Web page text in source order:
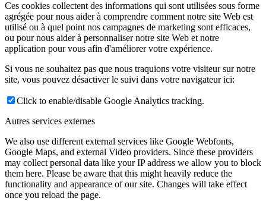
Ces cookies collectent des informations qui sont utilisées sous forme
agrégée pour nous aider à comprendre comment notre site Web est
utilisé ou à quel point nos campagnes de marketing sont efficaces,
ou pour nous aider à personnaliser notre site Web et notre
application pour vous afin d'améliorer votre expérience.
Si vous ne souhaitez pas que nous traquions votre visiteur sur notre
site, vous pouvez désactiver le suivi dans votre navigateur ici:
Click to enable/disable Google Analytics tracking.
Autres services externes
We also use different external services like Google Webfonts,
Google Maps, and external Video providers. Since these providers
may collect personal data like your IP address we allow you to block
them here. Please be aware that this might heavily reduce the
functionality and appearance of our site. Changes will take effect
once you reload the page.